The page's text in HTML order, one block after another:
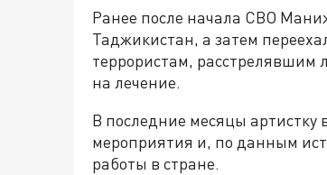
Ранее после начала СВО
Таджикистан, а затем
террористам, расстрелявшим
на лечение.
В последние месяцы артистку
мероприятия и, по данным
работы в стране.